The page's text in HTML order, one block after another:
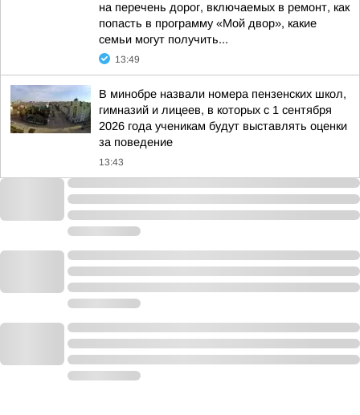
на перечень дорог, включаемых в ремонт, как
попасть в программу «Мой двор», какие
семьи могут получить...
13:49
В минобре назвали номера пензенских школ,
гимназий и лицеев, в которых с 1 сентября
2026 года ученикам будут выставлять оценки
за поведение
13:43